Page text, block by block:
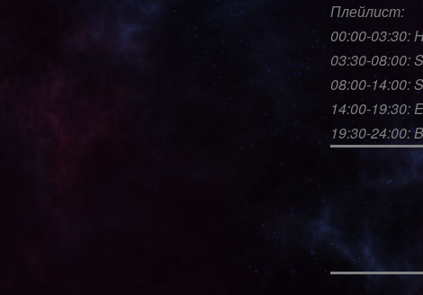
Плейлист:
00:00-03:30:
03:30-08:00:
08:00-14:00:
14:00-19:30:
19:30-24:00: